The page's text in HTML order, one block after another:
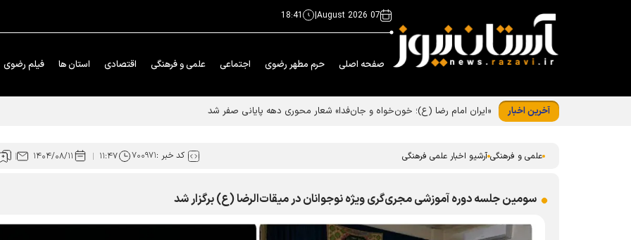
07 August 2026
|
18:41
صفحه اصلی حرم مطهر رضوی اجتماعی علمی و فرهنگی اقتصادی استان ها فیلم رضوی
آخرین اخبار «ایران امام رضا (ع)؛ خون‌خواه و جان‌فدا» شعار محوری دهه پایانی صفر شد
علمی و فرهنگی آرشیو اخبار علمی فرهنگی کد خبر :۷۰۰۹۷۱ ۱۱:۴۷ ۱۴۰۴/۰۸/۱۱
سومین جلسه دوره آموزشی مجری‌گری ویژه نوجوانان در میقات‌الرضا (ع) برگزار شد